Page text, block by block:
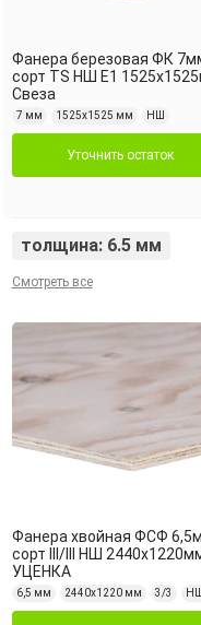
Фанера березовая ФК
сорт TS НШ Е1
Свеза
7 мм 1525х1525 мм НШ
Уточнить остаток
толщина: 6.5 мм
Смотреть все
Фанера хвойная ФСФ
сорт III/III НШ
УЦЕНКА
6,5 мм 2440х1220 мм 3/3 НШ